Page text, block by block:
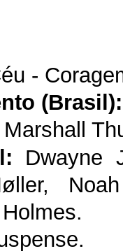
-
(Brasil):
Dwayne